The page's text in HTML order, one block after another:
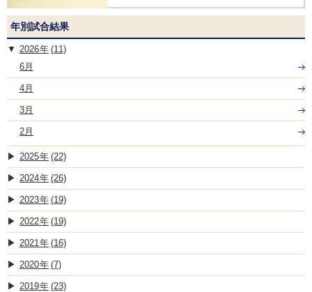
年別試合結果
2026
(11)
6月
4月
3月
2月
2025 (22)
2024 (26)
2023 (19)
2022 (19)
2021 (16)
2020 (7)
2019 (23)